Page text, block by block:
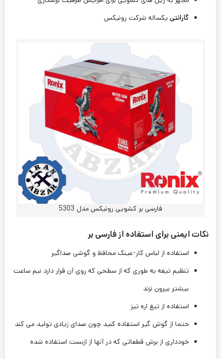
گارانتی یکساله شرکت رونیکس
فارسی بر کشویی رونیکس مدل 5303
نکات ایمنی برای استفاده از فارسی بر
استفاده از لباس کار-عینک محافظ و گوشی صداگیر
تنظیم تیغه به طوری که از سطحی که روی آن قرار دارد نیم ساعت
بیشتر بیرون نزند
استفاده از تیغ اره تیز
حتما از گوش گیر استفاده کنید چون صدای زیادی تولید می کند
خودداری از برش قطعاتی که در آنها از ازبست استفاده شده